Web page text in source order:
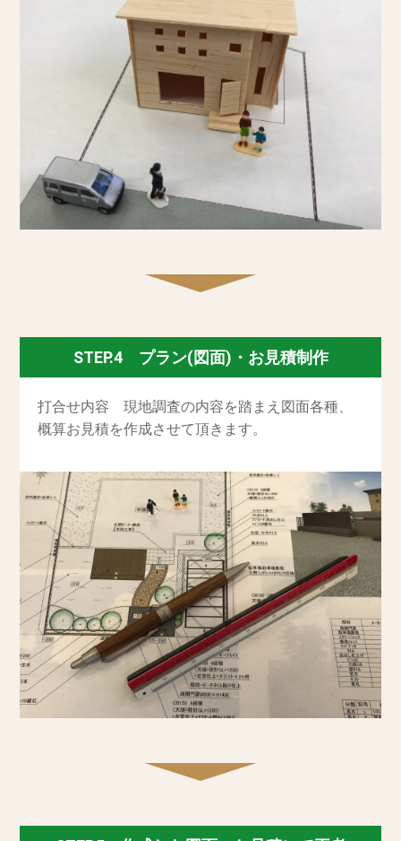
STEP.4 プラン(図面)・お見積制作
打合せ内容 現地調査の内容を踏まえ図面各種、
概算お見積を作成させて頂きます。